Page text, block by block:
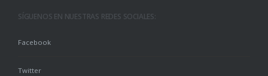
SÍGUENOS EN NUESTRAS REDES SOCIALES:
Facebook
Twitter